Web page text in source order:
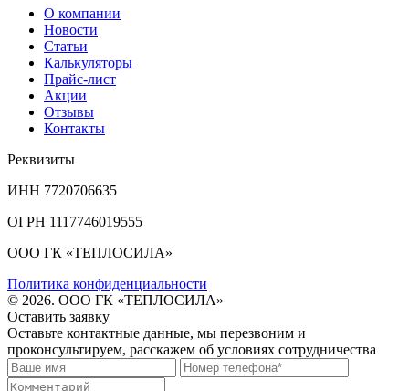
О компании
Новости
Статьи
Калькуляторы
Прайс-лист
Акции
Отзывы
Контакты
Реквизиты
ИНН 7720706635
ОГРН 1117746019555
ООО ГК «ТЕПЛОСИЛА»
Политика конфиденциальности
© 2026. ООО ГК «ТЕПЛОСИЛА»
Оставить заявку
Оставьте контактные данные, мы перезвоним и
проконсультируем, расскажем об условиях сотрудничества